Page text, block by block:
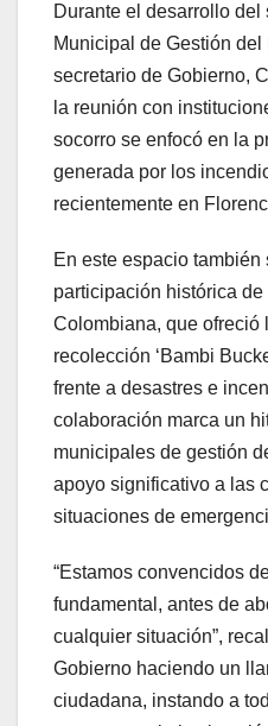
Durante el desarrollo
Municipal de Gestión
secretario de Gobierno,
la reunión con
socorro se enfocó en la
generada por los
recientemente en
En este espacio también
participación histórica de
Colombiana, que ofreció
recolección ‘Bambi
frente a desastres e
colaboración marca un
municipales de gestión
apoyo significativo a las
situaciones de
“Estamos convencidos
fundamental, antes de
cualquier situación”,
Gobierno haciendo un
ciudadana, instando a